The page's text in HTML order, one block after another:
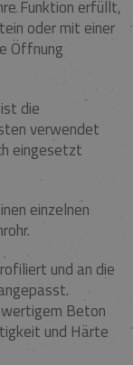
Funktion erfüllt,
oder mit einer
Öffnung
die
verwendet
eingesetzt
einzelnen
und an die
Beton
und Härte